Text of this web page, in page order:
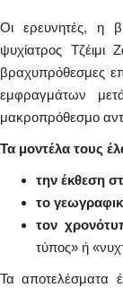
Οι ερευνητές, η
ψυχίατρος Τζέιμι
βραχυπρόθεσμες
εμφραγμάτων
μακροπρόθεσμο
Τα μοντέλα τους
την έκθεση
το
τον
τύπος» ή
Τα αποτελέσματα